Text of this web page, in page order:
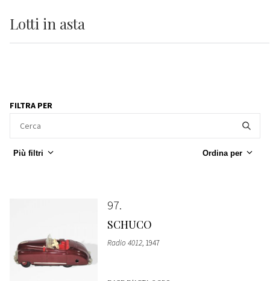
Lotti in asta
FILTRA PER
Più filtri Ordina per
97
SCHUCO
Radio 4012, 1947